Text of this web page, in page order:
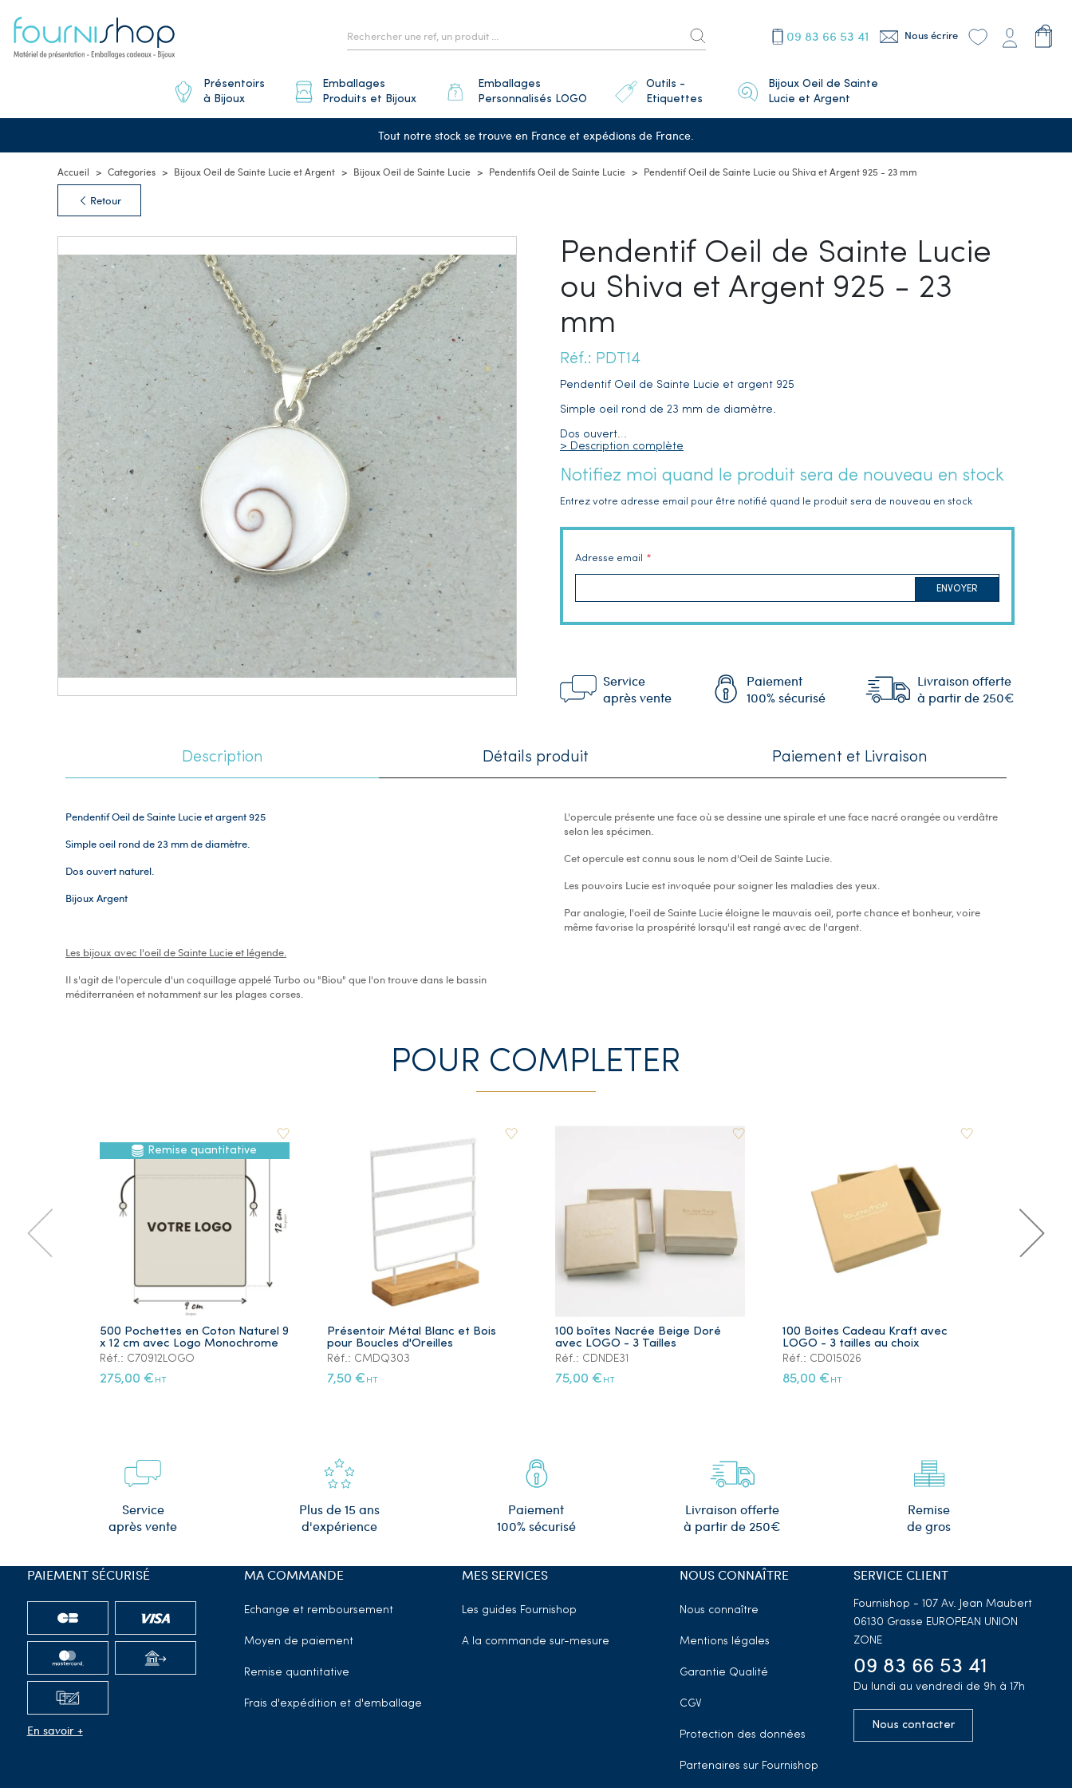
09 83 66 53 41 Nous écrire
Présentoirs
à Bijoux
Emballages
Produits et Bijoux
Emballages
Personnalisés LOGO
Outils -
Etiquettes
Bijoux Oeil de Sainte
Lucie et Argent
Tout notre stock se trouve en France et expédions de France.
Accueil Categories Bijoux Oeil de Sainte Lucie et Argent Bijoux Oeil de Sainte Lucie Pendentifs Oeil de Sainte Lucie Pendentif Oeil de Sainte Lucie ou Shiva et Argent 925 - 23 mm
Retour
Pendentif Oeil de Sainte Lucie
ou Shiva et Argent 925 - 23
mm
Réf.: PDT14
Pendentif Oeil de Sainte Lucie et argent 925
Simple oeil rond de 23 mm de diamètre.
Dos ouvert…
> Description complète
Notifiez moi quand le produit sera de nouveau en stock
Entrez votre adresse email pour être notifié quand le produit sera de nouveau en stock
Adresse email
ENVOYER
Service
après vente
Paiement
100% sécurisé
Livraison offerte
à partir de 250€
Description Détails produit Paiement et Livraison
Pendentif Oeil de Sainte Lucie et argent 925
Simple oeil rond de 23 mm de diamètre.
Dos ouvert naturel.
Bijoux Argent
Les bijoux avec l'oeil de Sainte Lucie et légende.
Il s'agit de l'opercule d'un coquillage appelé Turbo ou "Biou" que l'on trouve dans le bassin
méditerranéen et notamment sur les plages corses.
L'opercule présente une face où se dessine une spirale et une face nacré orangée ou verdâtre
selon les spécimen.
Cet opercule est connu sous le nom d'Oeil de Sainte Lucie.
Les pouvoirs Lucie est invoquée pour soigner les maladies des yeux.
Par analogie, l'oeil de Sainte Lucie éloigne le mauvais oeil, porte chance et bonheur, voire
même favorise la prospérité lorsqu'il est rangé avec de l'argent.
POUR COMPLETER
Remise quantitative
500 Pochettes en Coton Naturel 9
x 12 cm avec Logo Monochrome
Réf.: C70912LOGO
275,00 € HT
Présentoir Métal Blanc et Bois
pour Boucles d'Oreilles
Réf.: CMDQ303
7,50 € HT
100 boîtes Nacrée Beige Doré
avec LOGO - 3 Tailles
Réf.: CDNDE31
75,00 € HT
100 Boites Cadeau Kraft avec
LOGO - 3 tailles au choix
Réf.: CD015026
85,00 € HT
Service
après vente
Plus de 15 ans
d'expérience
Paiement
100% sécurisé
Livraison offerte
à partir de 250€
Remise
de gros
MA COMMANDE
Echange et remboursement
Moyen de paiement
Remise quantitative
Frais d'expédition et d'emballage
MES SERVICES
Les guides Fournishop
A la commande sur-mesure
NOUS CONNAÎTRE
Nous connaître
Mentions légales
Garantie Qualité
CGV
Protection des données
Partenaires sur Fournishop
SERVICE CLIENT
Fournishop - 107 Av. Jean Maubert
06130 Grasse EUROPEAN UNION
ZONE
09 83 66 53 41
Du lundi au vendredi de 9h à 17h
Nous contacter
PAIEMENT SÉCURISÉ
En savoir +